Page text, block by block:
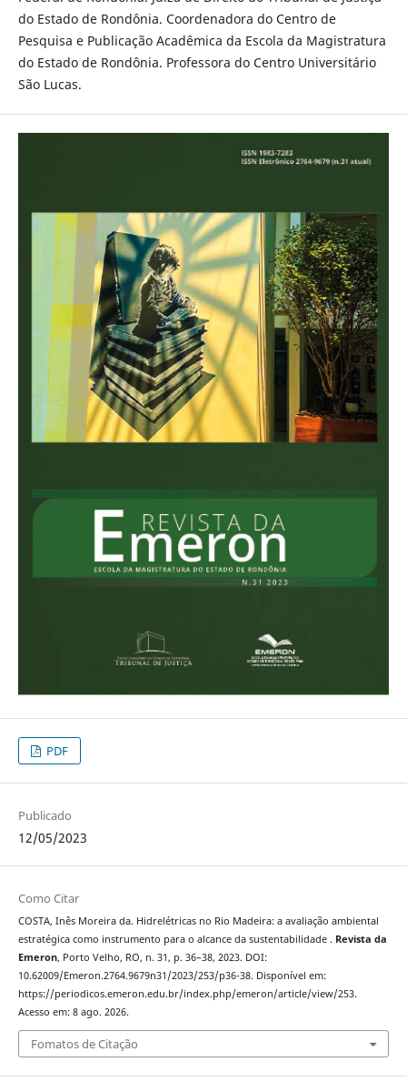
do Estado de Rondônia. Coordenadora do Centro de
Pesquisa e Publicação Acadêmica da Escola da Magistratura
do Estado de Rondônia. Professora do Centro Universitário
São Lucas.
PDF
Publicado
12/05/2023
Como Citar
COSTA, Inês Moreira da. Hidrelétricas no Rio Madeira: a avaliação ambiental
estratégica como instrumento para o alcance da sustentabilidade . Revista da
Emeron, Porto Velho, RO, n. 31, p. 36–38, 2023. DOI:
10.62009/Emeron.2764.9679n31/2023/253/p36-38. Disponível em:
https://periodicos.emeron.edu.br/index.php/emeron/article/view/253.
Acesso em: 8 ago. 2026.
Fomatos de Citação